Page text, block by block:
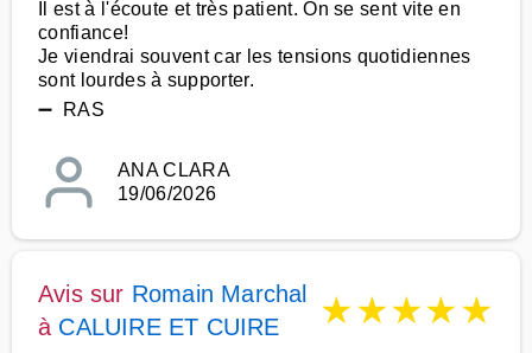
Il est à l'écoute et très patient. On se sent vite en
confiance!
Je viendrai souvent car les tensions quotidiennes
sont lourdes à supporter.
➖ RAS
ANA CLARA
19/06/2026
Avis sur Romain Marchal
à CALUIRE ET CUIRE ★★★★★